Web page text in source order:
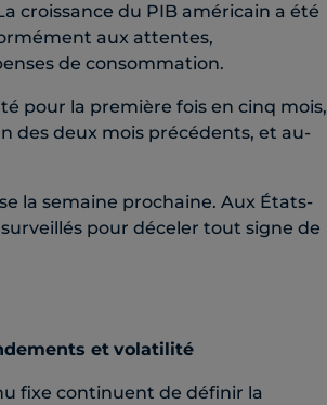
croissance du PIB américain a été
aux attentes,
de consommation.
pour la première fois en cinq mois,
des deux mois précédents, et au-
la semaine prochaine. Aux États-
pour déceler tout signe de
et volatilité
fixe continuent de définir la